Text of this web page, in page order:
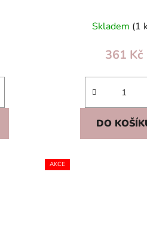
Skladem (1
361 Kč
DO
AKCE